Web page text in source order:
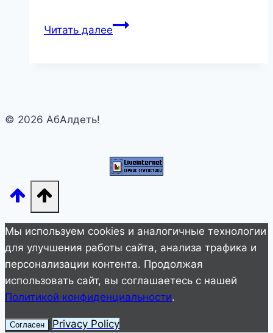
Читать далееБрутян
© 2026 АбАлдеть!
Мы используем cookies и аналогичные технологии
для улучшения работы сайта, анализа трафика и
персонализации контента. Продолжая
использовать сайт, вы соглашаетесь с нашей
Политикой конфиденциальности.
Согласен Privacy Policy